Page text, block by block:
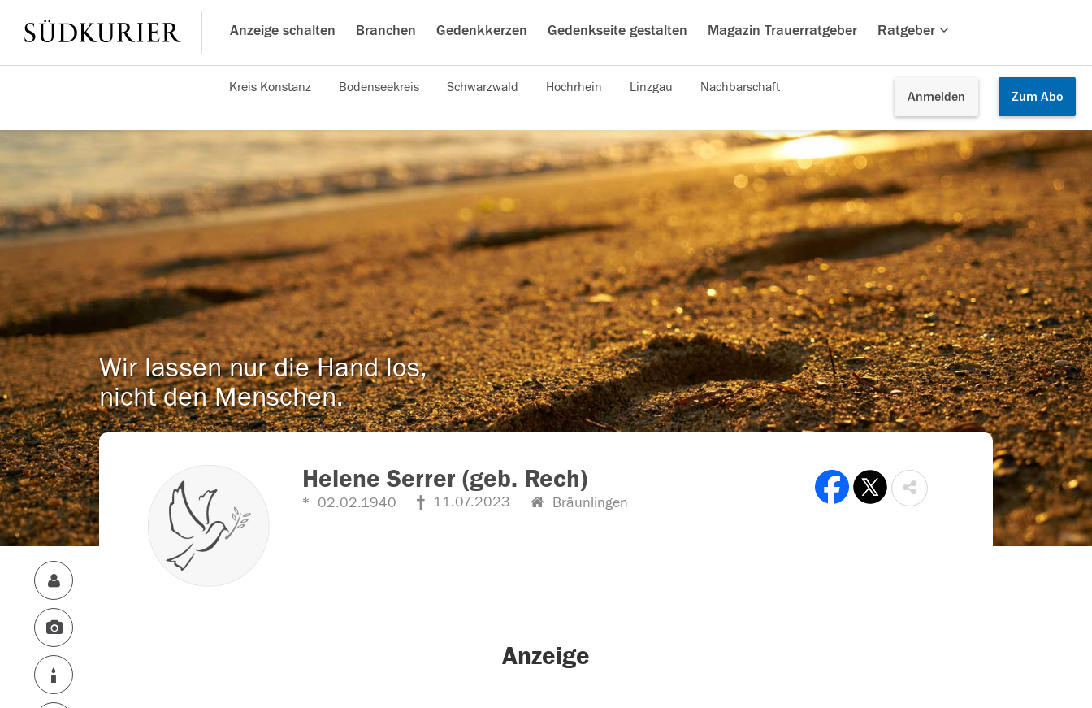
Anzeige schalten Branchen Gedenkkerzen Gedenkseite gestalten Magazin Trauerratgeber Ratgeber
Anmelden Zum Abo
Kreis Konstanz Bodenseekreis Schwarzwald Hochrhein Linzgau Nachbarschaft
Wir lassen nur die Hand los,
nicht den Menschen.
Helene Serrer (geb. Rech)
02.02.1940 11.07.2023 Bräunlingen
Anzeige